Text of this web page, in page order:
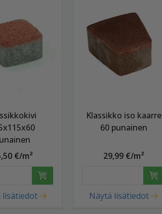
€/m²
lisätiedot
Klassikko iso kaarre
60 punainen
29,99 €/m²
Näytä lisätiedot